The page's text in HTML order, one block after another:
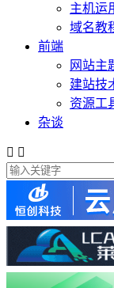
主机运
域名教
前端
网站主
建站技
资源工
杂谈
 